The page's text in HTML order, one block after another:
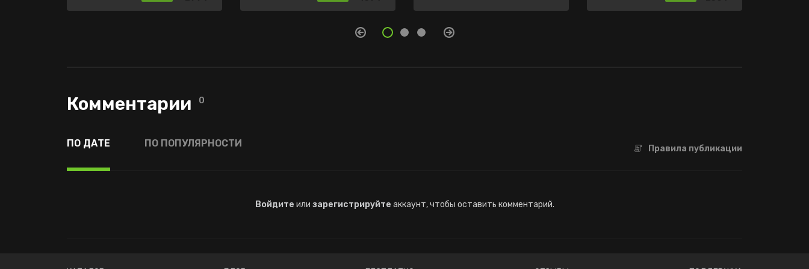
Комментарии 0
ПО ДАТЕ ПО ПОПУЛЯРНОСТИ Правила публикации
Войдите или зарегистрируйте аккаунт, чтобы оставить комментарий.